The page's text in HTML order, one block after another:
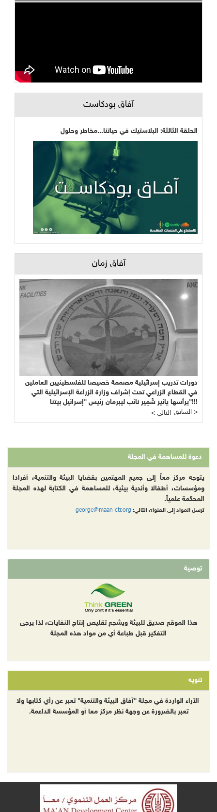
آفاق بودكاست
الحلقة الثالثة: البلاستيك في حياتنا...مخاطر وحلول
آفاق زمان
دورات تدريب إسرائيلية مصممة خصيصا للفلسطينيين العاملين
في القطاع الزراعي تحت إشراف وزارة الزراعة الإسرائيلية التي
يرأسها يائير شَمِير نائب ليبرمان رئيس "إسرائيل بيتنا"!!!
< التالي
السابق >
دعوة للمساهمة في المجلة
يتوجه مركز معاً إلى جميع المهتمين بقضايا البيئة والتنمية، أفرادا
ومؤسسات، أطفالا وأندية بيئية، للمساهمة في الكتابة لهذه المجلة
المحكّمة علمياً.
ترسل المواد إلى العنوان التالي: george@maan-ctr.org
توصية
هذا الموقع صديق للبيئة ويشجع تقليص إنتاج النفايات، لذا يرجى
التفكير قبل طباعة أي من مواد هذه المجلة
تنويه
الآراء الواردة في مجلة "آفاق البيئة والتنمية" تعبر عن رأي كتابها ولا
تعبر بالضرورة عن وجهة نظر مركز معا أو المؤسسة الداعمة.